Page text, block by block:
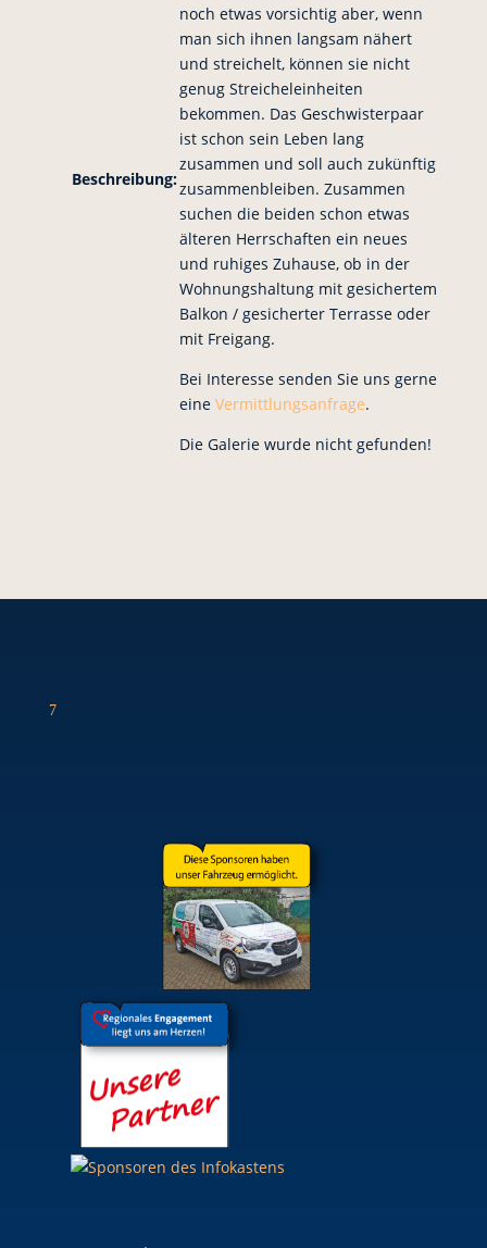
Beschreibung:
noch etwas vorsichtig aber, wenn
man sich ihnen langsam nähert
und streichelt, können sie nicht
genug Streicheleinheiten
bekommen. Das Geschwisterpaar
ist schon sein Leben lang
zusammen und soll auch zukünftig
zusammenbleiben. Zusammen
suchen die beiden schon etwas
älteren Herrschaften ein neues
und ruhiges Zuhause, ob in der
Wohnungshaltung mit gesichertem
Balkon / gesicherter Terrasse oder
mit Freigang.
Bei Interesse senden Sie uns gerne
eine Vermittlungsanfrage.
Die Galerie wurde nicht gefunden!
7